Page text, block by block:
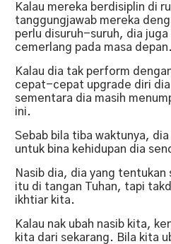
Kalau mereka berdisiplin di
tanggungjawab mereka
perlu disuruh-suruh, dia juga
cemerlang pada masa
Kalau dia tak perform
cepat-cepat upgrade diri dia
sementara dia masih
ini.
Sebab bila tiba waktunya,
untuk bina kehidupan dia
Nasib dia, dia yang
itu di tangan Tuhan, tapi
ikhtiar kita.
Kalau nak ubah nasib kita,
kita dari sekarang. Bila kita